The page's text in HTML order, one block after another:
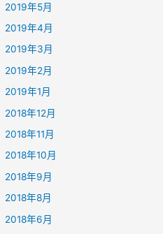
2019年5月
2019年4月
2019年3月
2019年2月
2019年1月
2018年12月
2018年11月
2018年10月
2018年9月
2018年8月
2018年6月